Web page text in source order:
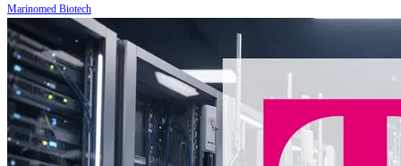
Marinomed Biotech